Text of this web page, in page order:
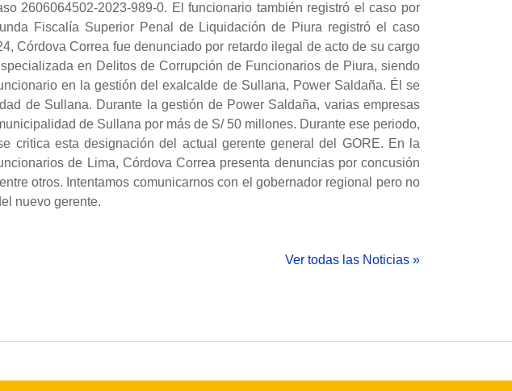
2606064502-2023-989-0. El funcionario también registró el caso por
Fiscalía Superior Penal de Liquidación de Piura registró el caso
Córdova Correa fue denunciado por retardo ilegal de acto de su cargo
en Delitos de Corrupción de Funcionarios de Piura, siendo
en la gestión del exalcalde de Sullana, Power Saldaña. Él se
de Sullana. Durante la gestión de Power Saldaña, varias empresas
de Sullana por más de S/ 50 millones. Durante ese periodo,
critica esta designación del actual gerente general del GORE. En la
de Lima, Córdova Correa presenta denuncias por concusión
otros. Intentamos comunicarnos con el gobernador regional pero no
nuevo gerente.
Ver todas las Noticias »